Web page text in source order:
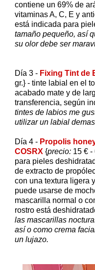
contiene un 69% de
vitaminas A, C, E y
está indicada para
tamaño pequeño, así
su olor debe ser
Día 3 - Fixing Tint de
gr.} - tinte labial en el
acabado mate y de
transferencia, según
tintes de labios me
utilizar un labial
Día 4 - Propolis
COSRX {precio: 15 € -
para pieles
de extracto de
con una textura ligera
puede usarse de
mascarilla normal o
rostro está
las mascarillas
así o como crema
un lujazo.